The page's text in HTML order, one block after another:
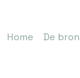
Home De bron